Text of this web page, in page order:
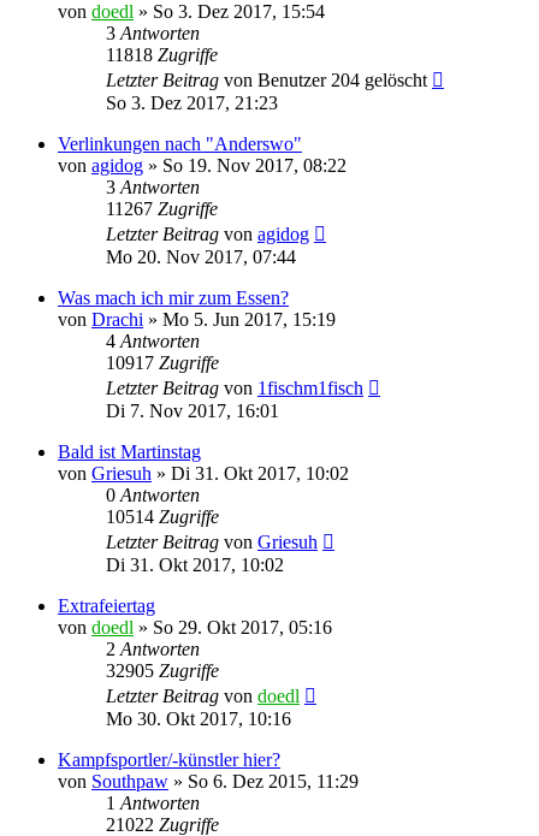
von doedl » So 3. Dez 2017, 15:54
3 Antworten
11818 Zugriffe
Letzter Beitrag von Benutzer 204 gelöscht
So 3. Dez 2017, 21:23
Verlinkungen nach "Anderswo"
von agidog » So 19. Nov 2017, 08:22
3 Antworten
11267 Zugriffe
Letzter Beitrag von agidog
Mo 20. Nov 2017, 07:44
Was mach ich mir zum Essen?
von Drachi » Mo 5. Jun 2017, 15:19
4 Antworten
10917 Zugriffe
Letzter Beitrag von 1fischm1fisch
Di 7. Nov 2017, 16:01
Bald ist Martinstag
von Griesuh » Di 31. Okt 2017, 10:02
0 Antworten
10514 Zugriffe
Letzter Beitrag von Griesuh
Di 31. Okt 2017, 10:02
Extrafeiertag
von doedl » So 29. Okt 2017, 05:16
2 Antworten
32905 Zugriffe
Letzter Beitrag von doedl
Mo 30. Okt 2017, 10:16
Kampfsportler/-künstler hier?
von Southpaw » So 6. Dez 2015, 11:29
1 Antworten
21022 Zugriffe